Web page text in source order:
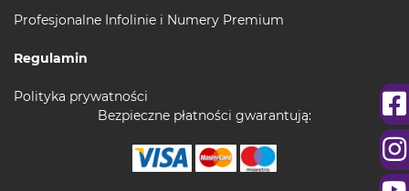
Profesjonalne Infolinie i Numery Premium
Regulamin
Polityka prywatności
Bezpieczne płatności gwarantują: